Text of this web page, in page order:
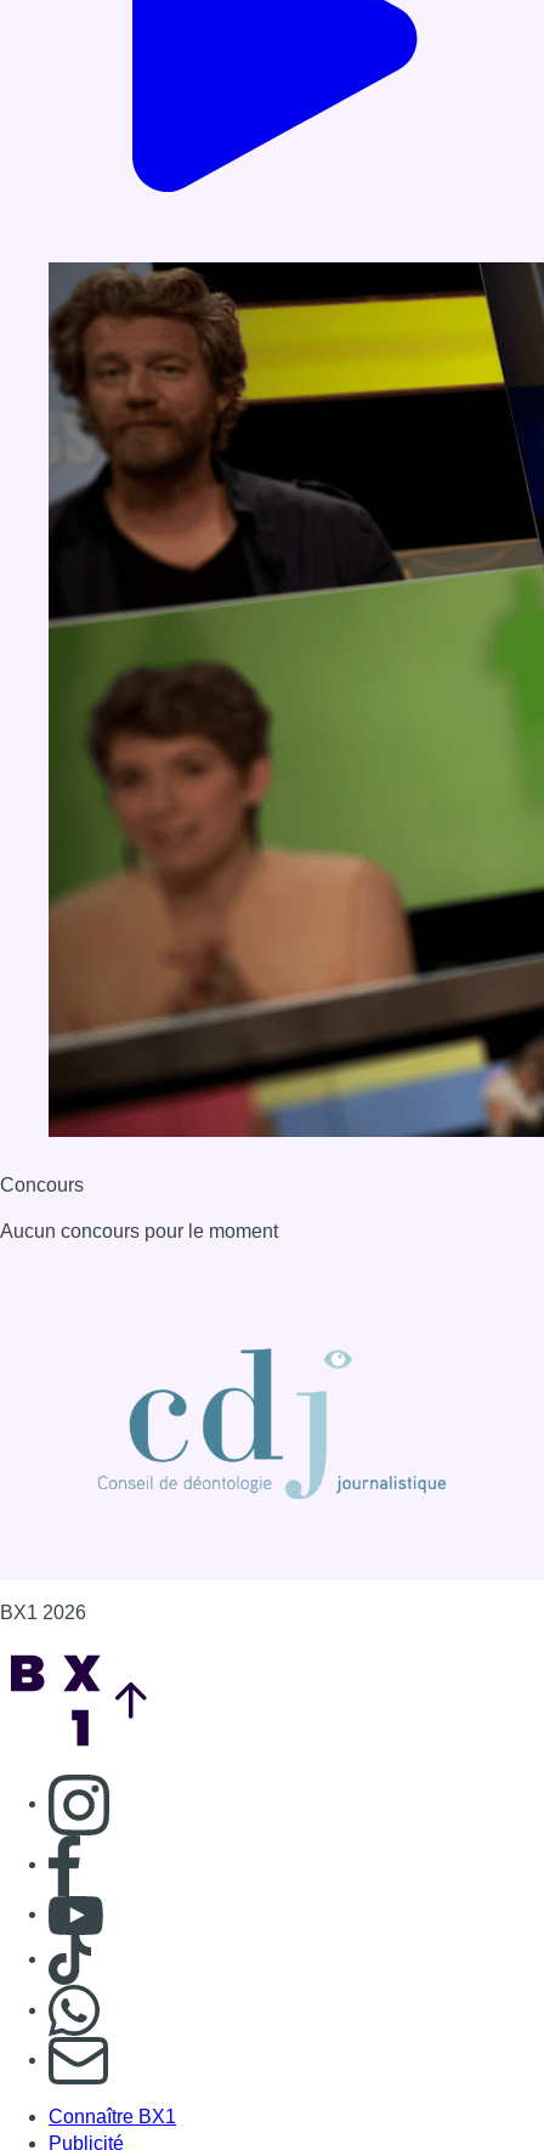
Concours
Aucun concours pour le moment
BX1 2026
Consulter page Instagram
Consulter page Facebook
Consulter Youtube
Consulter TikTok
S'abonner à notre newsletter
Connaître BX1
Publicité